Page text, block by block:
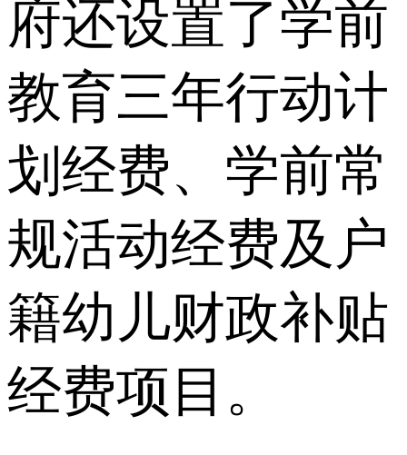
府还设置了学前
教育三年行动计
划经费、学前常
规活动经费及户
籍幼儿财政补贴
经费项目。